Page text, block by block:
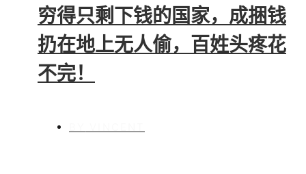
穷得只剩下钱的国家，成捆钱
扔在地上无人偷，百姓头疼花
不完！